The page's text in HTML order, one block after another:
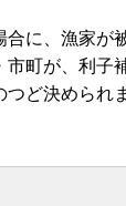
に、漁家
町が、利子
ど決められ